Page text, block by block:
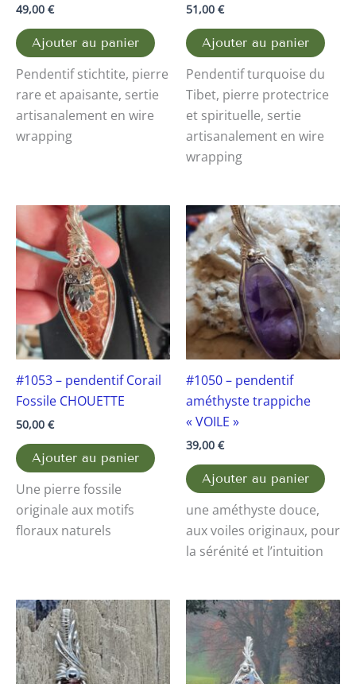
49,00 €
Ajouter au panier
Pendentif stichtite, pierre
rare et apaisante, sertie
artisanalement en wire
wrapping
51,00 €
Ajouter au panier
Pendentif turquoise du
Tibet, pierre protectrice
et spirituelle, sertie
artisanalement en wire
wrapping
#1053 – pendentif Corail
Fossile CHOUETTE
50,00 €
Ajouter au panier
Une pierre fossile
originale aux motifs
floraux naturels
#1050 – pendentif
améthyste trappiche
« VOILE »
39,00 €
Ajouter au panier
une améthyste douce,
aux voiles originaux, pour
la sérénité et l’intuition